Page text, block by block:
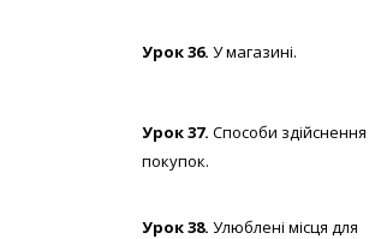
Урок 36. У магазині.
Урок 37. Способи здійснення
покупок.
Урок 38. Улюблені місця для